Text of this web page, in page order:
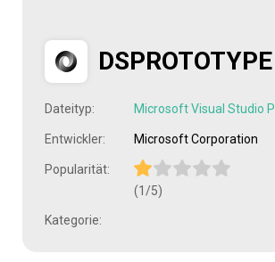
DSPROTOTYPE
Dateityp: Microsoft Visual Studio
Entwickler: Microsoft Corporation
Popularität:
(1/5)
Kategorie: